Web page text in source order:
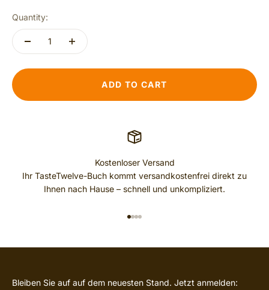
Quantity:
ADD TO CART
Kostenloser Versand
Ihr TasteTwelve-Buch kommt versandkostenfrei direkt zu
Ihnen nach Hause – schnell und unkompliziert.
Bleiben Sie auf auf dem neuesten Stand. Jetzt anmelden: